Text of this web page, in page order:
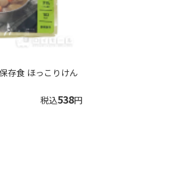
存食 ほっこりけん
税込538円